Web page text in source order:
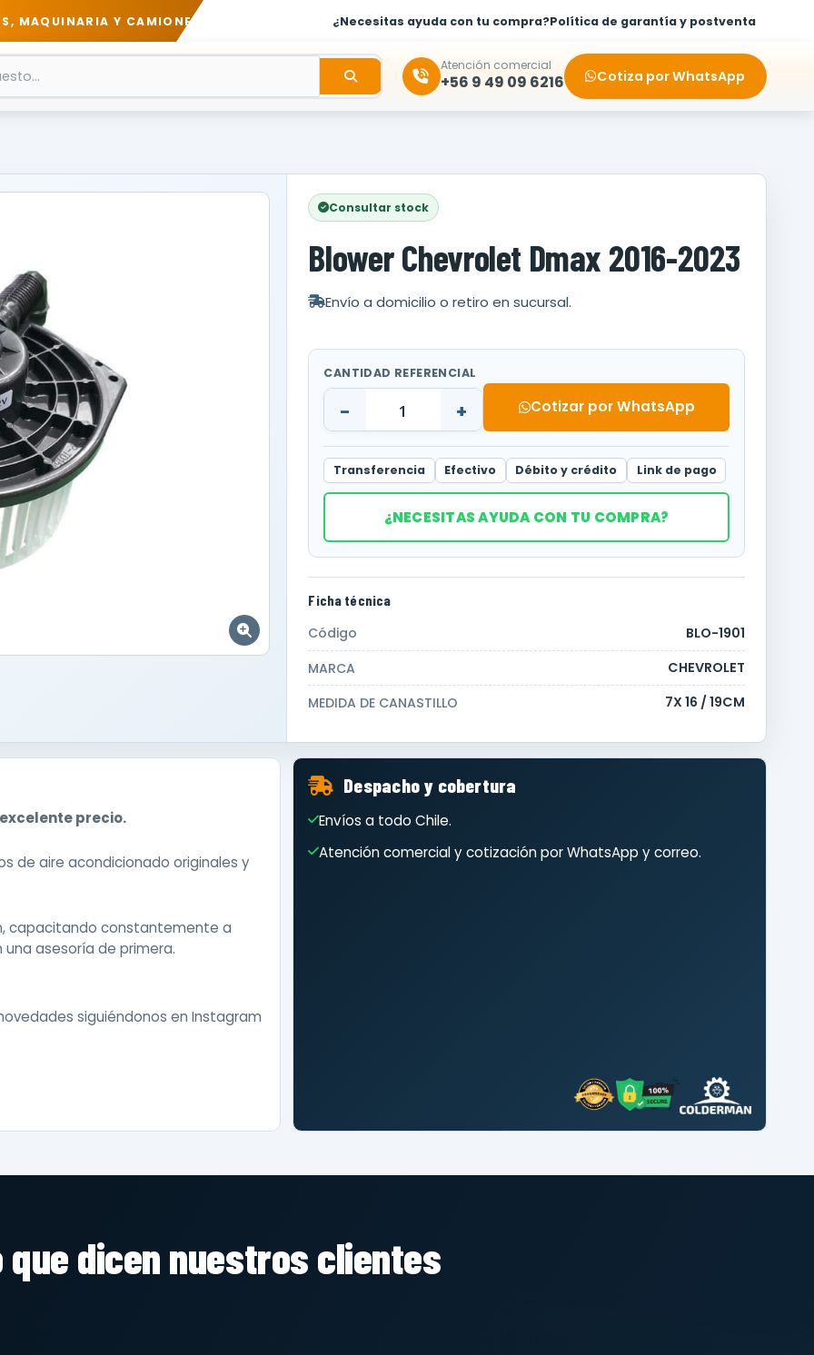
MAQUINARIA Y CAMIONES ¿Necesitas ayuda con tu compra?Política de garantía y postventa
Atención comercial
+56 9 49 09 6216 Cotiza por WhatsApp
Consultar stock
Blower Chevrolet Dmax 2016-2023
Envío a domicilio o retiro en sucursal.
CANTIDAD REFERENCIAL
- + Cotizar por WhatsApp
Transferencia Efectivo Débito y crédito Link de pago
¿NECESITAS AYUDA CON TU COMPRA?
Ficha técnica
Código
BLO-1901
MARCA
CHEVROLET
MEDIDA DE CANASTILLO
7X 16 / 19CM
precio.
de aire acondicionado originales y
capacitando constantemente a
asesoría de primera.
siguiéndonos en Instagram
Despacho y cobertura
Envíos a todo Chile.
Atención comercial y cotización por WhatsApp y correo.
que dicen nuestros clientes